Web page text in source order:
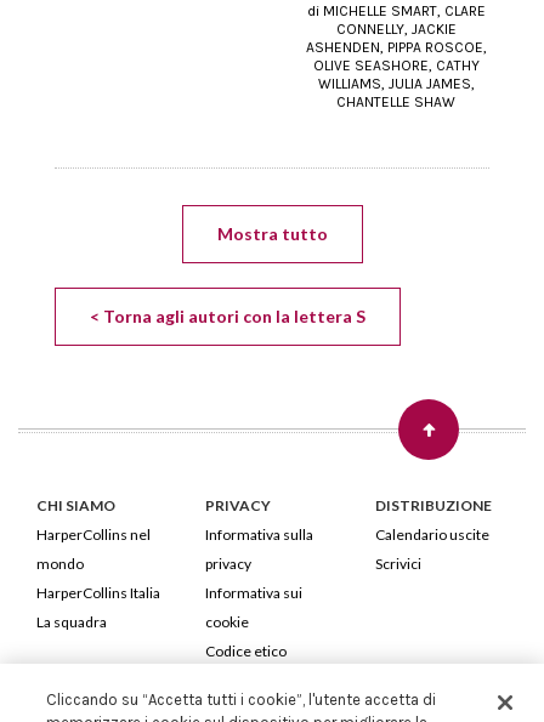
di MICHELLE SMART, CLARE
CONNELLY, JACKIE
ASHENDEN, PIPPA ROSCOE,
OLIVE SEASHORE, CATHY
WILLIAMS, JULIA JAMES,
CHANTELLE SHAW
Mostra tutto
< Torna agli autori con la lettera S
CHI SIAMO
HarperCollins nel
mondo
HarperCollins Italia
La squadra
PRIVACY
Informativa sulla
privacy
Informativa sui
cookie
Codice etico
DISTRIBUZIONE
Calendario uscite
Scrivici
HarperCollins Italia S.p.A. Viale Monte Nero, 84 - 20135 Milano
Cliccando su “Accetta tutti i cookie”, l'utente accetta di